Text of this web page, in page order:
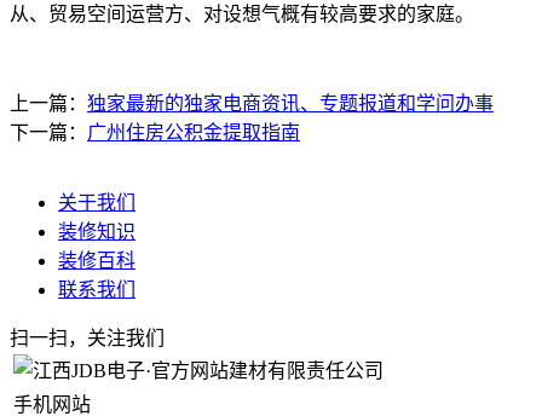
从、贸易空间运营方、对设想气概有较高要求的家庭。
上一篇： 独家最新的独家电商资讯、专题报道和学问办事
下一篇： 广州住房公积金提取指南
关于我们
装修知识
装修百科
联系我们
扫一扫，关注我们
手机网站